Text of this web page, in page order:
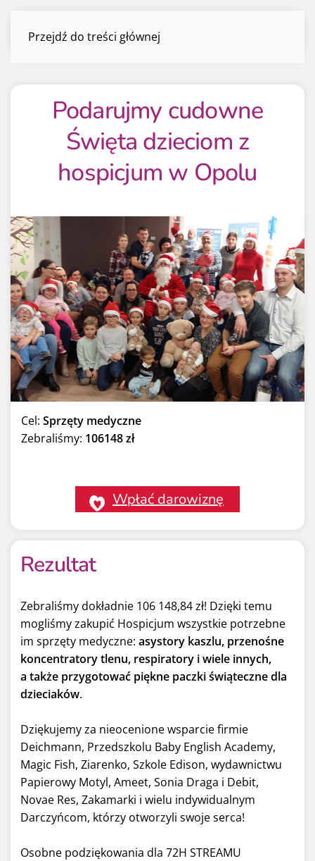
Przejdź do treści głównej
Podarujmy cudowne Święta dzieciom z
hospicj…
Podarujmy cudowne
Święta dzieciom z
hospicjum w Opolu
Cel: Sprzęty medyczne
Zebraliśmy: 106148 zł
Wpłać darowiznę
Rezultat
Zebraliśmy dokładnie 106 148,84 zł! Dzięki temu
mogliśmy zakupić Hospicjum wszystkie potrzebne
im sprzęty medyczne: asystory kaszlu, przenośne
koncentratory tlenu, respiratory i wiele innych,
a także przygotować piękne paczki świąteczne dla
dzieciaków.
Dziękujemy za nieocenione wsparcie firmie
Deichmann, Przedszkolu Baby English Academy,
Magic Fish, Ziarenko, Szkole Edison, wydawnictwu
Papierowy Motyl, Ameet, Sonia Draga i Debit,
Novae Res, Zakamarki i wielu indywidualnym
Darczyńcom, którzy otworzyli swoje serca!
Osobne podziękowania dla 72H STREAMU